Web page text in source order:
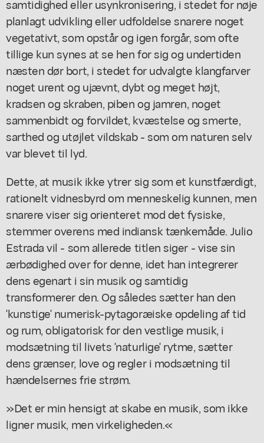
samtidighed eller usynkronisering, i stedet for nøje
planlagt udvikling eller udfoldelse snarere noget
vegetativt, som opstår og igen forgår, som ofte
tillige kun synes at se hen for sig og undertiden
næsten dør bort, i stedet for udvalgte klangfarver
noget urent og ujævnt, dybt og meget højt,
kradsen og skraben, piben og jamren, noget
sammenbidt og forvildet, kvæstelse og smerte,
sarthed og utøjlet vildskab - som om naturen selv
var blevet til lyd.
Dette, at musik ikke ytrer sig som et kunstfærdigt,
rationelt vidnesbyrd om menneskelig kunnen, men
snarere viser sig orienteret mod det fysiske,
stemmer overens med indiansk tænkemåde. Julio
Estrada vil - som allerede titlen siger - vise sin
ærbødighed over for denne, idet han integrerer
dens egenart i sin musik og samtidig
transformerer den. Og således sætter han den
'kunstige' numerisk-pytagoræiske opdeling af tid
og rum, obligatorisk for den vestlige musik, i
modsætning til livets 'naturlige' rytme, sætter
dens grænser, love og regler i modsætning til
hændelsernes frie strøm.
»Det er min hensigt at skabe en musik, som ikke
ligner musik, men virkeligheden.«